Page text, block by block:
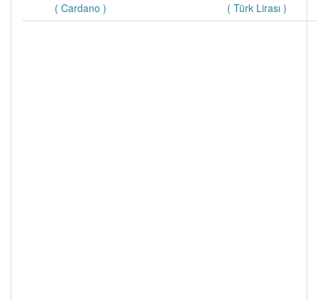
( Cardano ) ( Türk Lirası )